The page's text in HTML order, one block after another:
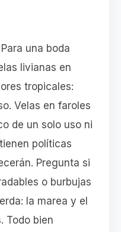
una boda
livianas en
tropicales:
Velas en faroles
de un solo uso ni
políticas
Pregunta si
o burbujas
la marea y el
Todo bien